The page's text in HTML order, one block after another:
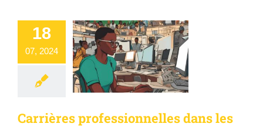
18
07, 2024
Carrières professionnelles dans les